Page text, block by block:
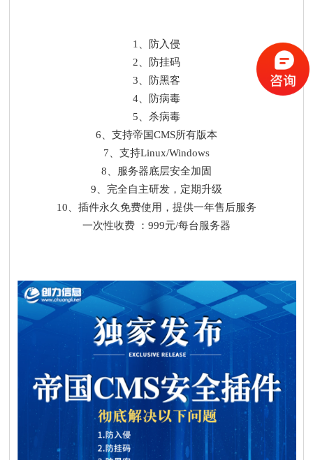
1、防入侵
2、防挂码
3、防黑客
4、防病毒
5、杀病毒
6、支持帝国CMS所有版本
7、支持Linux/Windows
8、服务器底层安全加固
9、完全自主研发，定期升级
10、插件永久免费使用，提供一年售后服务
一次性收费 ：999元/每台服务器